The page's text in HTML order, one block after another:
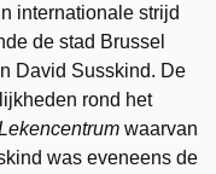
internationale strijd
de stad Brussel
David Susskind. De
rond het
waarvan
was eveneens de